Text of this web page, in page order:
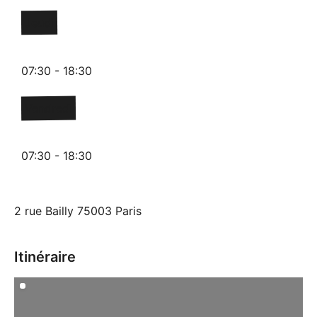
07:30 - 18:30
07:30 - 18:30
Itinéraire
2 rue Bailly 75003 Paris